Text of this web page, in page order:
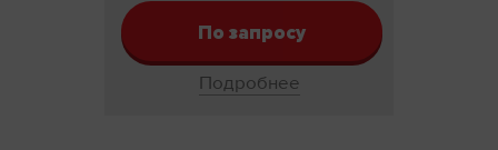
По запросу
Подробнее